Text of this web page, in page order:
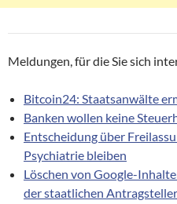
Meldungen, für die Sie sich
Bitcoin24: Staatsanwälte
Banken wollen keine
Entscheidung über
Psychiatrie bleiben
Löschen von Google-
der staatlichen Antragsteller